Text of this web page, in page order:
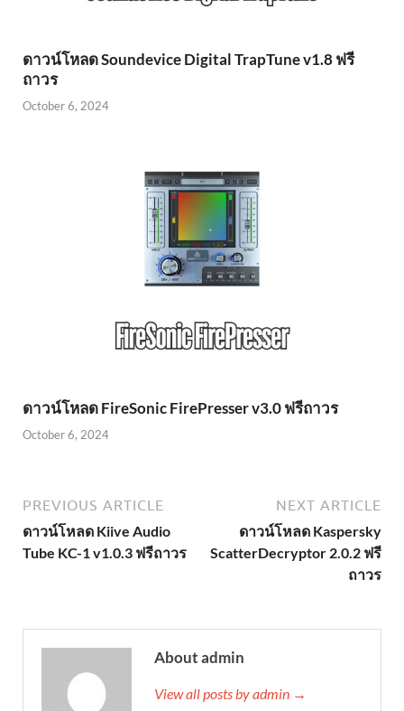
ดาวน์โหลด Soundevice Digital TrapTune v1.8 ฟรี
ถาวร
October 6, 2024
ดาวน์โหลด FireSonic FirePresser v3.0 ฟรีถาวร
October 6, 2024
PREVIOUS ARTICLE
ดาวน์โหลด Kiive Audio
Tube KC-1 v1.0.3 ฟรีถาวร
NEXT ARTICLE
ดาวน์โหลด Kaspersky
ScatterDecryptor 2.0.2 ฟรี
ถาวร
About admin
View all posts by admin →